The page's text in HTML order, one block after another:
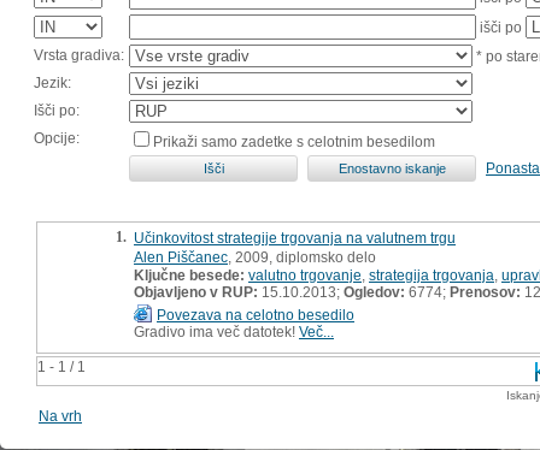
išči po
Vrsta gradiva:
* po
Jezik:
Išči po:
Opcije:
Prikaži samo zadetke s celotnim besedilom
1 - 1 / 1
1. Učinkovitost strategije trgovanja na valutnem trgu
Alen Piščanec , 2009, diplomsko delo
Ključne besede: valutno trgovanje strategija trgovanja
Objavljeno v RUP: 15.10.2013; Ogledov: 6774; Prenosov:
Povezava na celotno besedilo
Gradivo ima več datotek! Več...
Na vrh